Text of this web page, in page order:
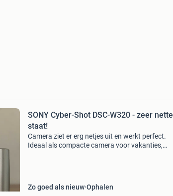
SONY Cyber-Shot DSC-W320 - zeer nette
staat!
Camera ziet er erg netjes uit en werkt perfect.
Ideaal als compacte camera voor vakanties,
Zo goed als nieuw Ophalen